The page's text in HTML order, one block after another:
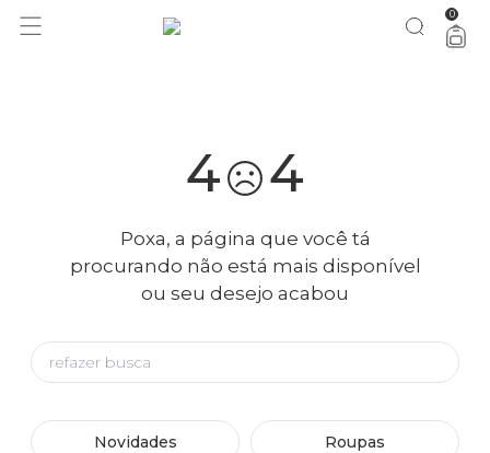
você merece 30% OFF pra comemorar com a gente aproveita! 0
4 4
Poxa, a página que você tá
procurando não está mais disponível
ou seu desejo acabou
Novidades Roupas